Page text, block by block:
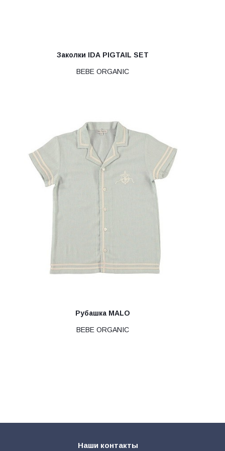
Заколки IDA PIGTAIL SET
BEBE ORGANIC
Рубашка MALO
BEBE ORGANIC
Наши контакты